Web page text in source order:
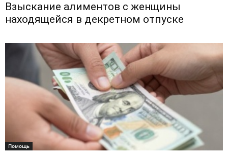
Взыскание алиментов с женщины
находящейся в декретном отпуске
Помощь